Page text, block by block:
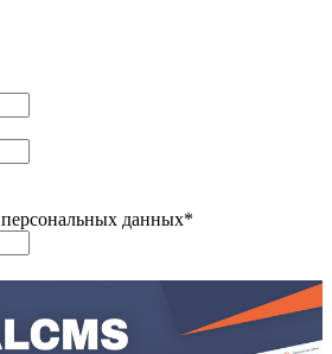
персональных данных*